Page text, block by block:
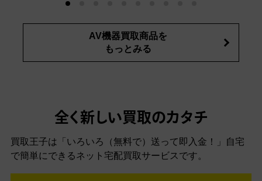
AV機器買取商品を
もっとみる
全く新しい買取のカタチ
買取王子は「いろいろ（無料で）送って即入金！」自宅
で簡単にできるネット宅配買取サービスです。